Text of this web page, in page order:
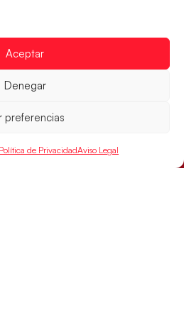
Aceptar
Denegar
preferencias
Política de PrivacidadAviso Legal